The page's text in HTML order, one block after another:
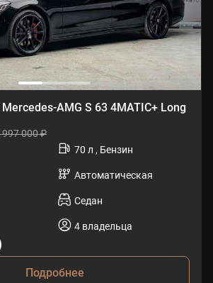
AMG S 63 4MATIC+ Long
997 000 ₽
70 л , Бензин
Автоматическая
Седан
4 владельца
Подробнее